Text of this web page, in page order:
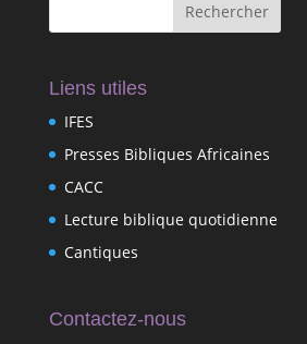
Liens utiles
IFES
Presses Bibliques Africaines
CACC
Lecture biblique quotidienne
Cantiques
Contactez-nous